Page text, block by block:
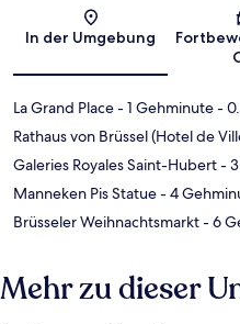
In der Umgebung
La Grand Place- 1 Gehminute-
Rathaus von Brüssel (Hotel de
Galeries Royales Saint-Hubert-
Manneken Pis Statue- 4
Brüsseler Weihnachtsmarkt- 6
Mehr zu dieser